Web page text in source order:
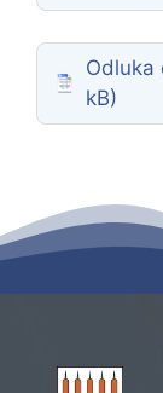
Odluka